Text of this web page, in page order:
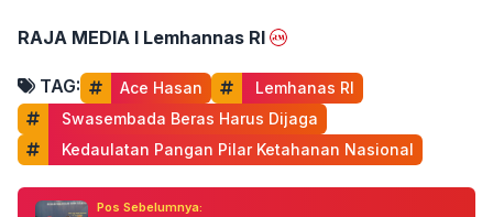
RAJA MEDIA I Lemhannas RI
TAG: Ace Hasan
Lemhanas RI
Swasembada Beras Harus Dijaga
Kedaulatan Pangan Pilar Ketahanan Nasional
Pos Sebelumnya: